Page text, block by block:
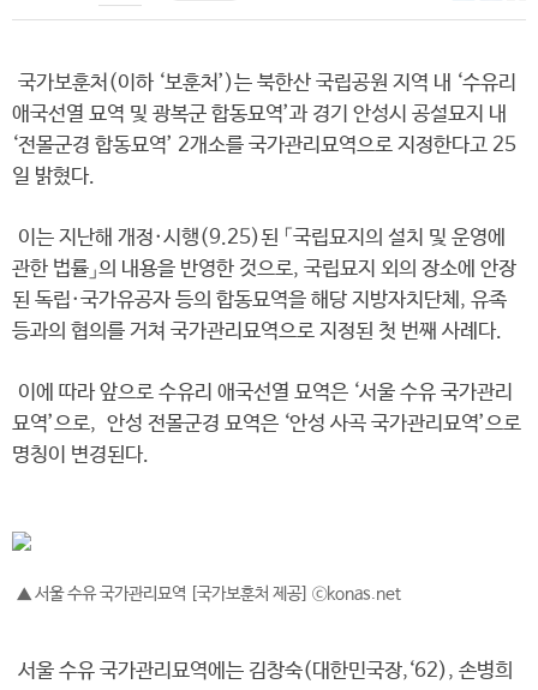
국가보훈처(이하 ‘보훈처’)는 북한산 국립공원 지역 내 ‘수유리
애국선열 묘역 및 광복군 합동묘역’과 경기 안성시 공설묘지 내
‘전몰군경 합동묘역’ 2개소를 국가관리묘역으로 지정한다고 25
일 밝혔다.
이는 지난해 개정·시행(9.25)된 「국립묘지의 설치 및 운영에
관한 법률」의 내용을 반영한 것으로, 국립묘지 외의 장소에 안장
된 독립·국가유공자 등의 합동묘역을 해당 지방자치단체, 유족
등과의 협의를 거쳐 국가관리묘역으로 지정된 첫 번째 사례다.
이에 따라 앞으로 수유리 애국선열 묘역은 ‘서울 수유 국가관리
묘역’으로, 안성 전몰군경 묘역은 ‘안성 사곡 국가관리묘역’으로
명칭이 변경된다.
▲ 서울 수유 국가관리묘역 [국가보훈처 제공] ⓒkonas.net
서울 수유 국가관리묘역에는 김창숙(대한민국장,‘62), 손병희